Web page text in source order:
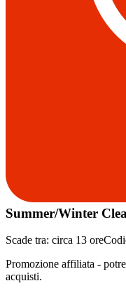
Summer/Winter
Scade tra: circa 13 ore
Promozione affiliata -
acquisti.